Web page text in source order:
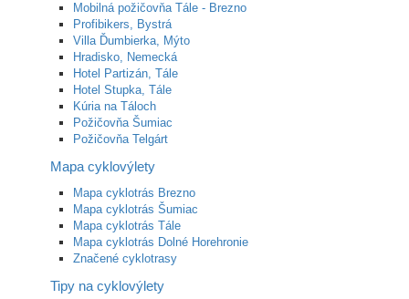
Mobilná požičovňa Tále - Brezno
Profibikers, Bystrá
Villa Ďumbierka, Mýto
Hradisko, Nemecká
Hotel Partizán, Tále
Hotel Stupka, Tále
Kúria na Táloch
Požičovňa Šumiac
Požičovňa Telgárt
Mapa cyklovýlety
Mapa cyklotrás Brezno
Mapa cyklotrás Šumiac
Mapa cyklotrás Tále
Mapa cyklotrás Dolné Horehronie
Značené cyklotrasy
Tipy na cyklovýlety